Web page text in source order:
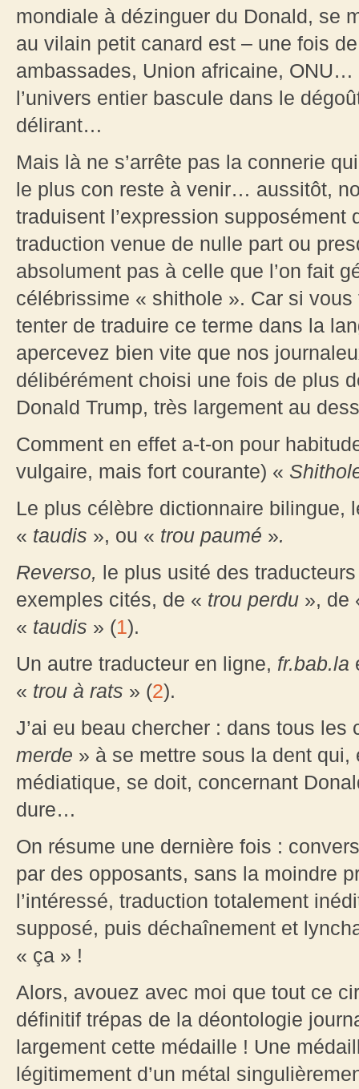
mondiale à dézinguer du Donald, se
au vilain petit canard est – une fois
ambassades, Union africaine, ONU…
l’univers entier bascule dans le
délirant…
Mais là ne s’arrête pas la connerie
le plus con reste à venir… aussitôt,
traduisent l’expression
traduction venue de nulle part ou
absolument pas à celle que l’on fait
célébrissime « shithole ». Car si
tenter de traduire ce terme dans la
apercevez bien vite que nos
délibérément choisi une fois de plus
Donald Trump, très largement au
Comment en effet a-t-on pour
vulgaire, mais fort courante) «
Le plus célèbre dictionnaire bilingue,
« taudis », ou « trou paumé ».
Reverso, le plus usité des
exemples cités, de « trou perdu », de
« taudis » (1).
Un autre traducteur en ligne, fr.bab.la
« trou à rats » (2).
J’ai eu beau chercher : dans tous
merde » à se mettre sous la dent qui,
médiatique, se doit, concernant
dure…
On résume une dernière fois :
par des opposants, sans la moindre
l’intéressé, traduction totalement
supposé, puis déchaînement et
« ça » !
Alors, avouez avec moi que tout ce
définitif trépas de la déontologie
largement cette médaille ! Une
légitimement d’un métal